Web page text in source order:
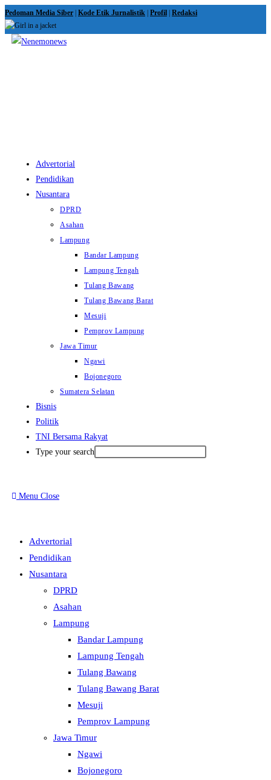
Skip
to
content
Pedoman Media Siber Kode Etik Jurnalistik Profil Redaksi
Advertorial
Pendidikan
Nusantara
DPRD
Asahan
Lampung
Bandar Lampung
Lampung Tengah
Tulang Bawang
Tulang Bawang Barat
Mesuji
Pemprov Lampung
Jawa Timur
Ngawi
Bojonegoro
Sumatera Selatan
Bisnis
Politik
TNI Bersama Rakyat
Type your search
Menu Close
Advertorial
Pendidikan
Nusantara
DPRD
Asahan
Lampung
Bandar Lampung
Lampung Tengah
Tulang Bawang
Tulang Bawang Barat
Mesuji
Pemprov Lampung
Jawa Timur
Ngawi
Bojonegoro